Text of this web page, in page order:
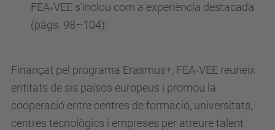
FEA‑VEE s’inclou com a experiència destacada
(pàgs. 98–104):
Finançat pel programa Erasmus+, FEA‑VEE reuneix
entitats de sis països europeus i promou la
cooperació entre centres de formació, universitats,
centres tecnològics i empreses per atreure talent